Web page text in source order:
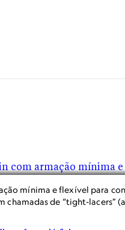
mínima e flexível para
chamadas de “tight-